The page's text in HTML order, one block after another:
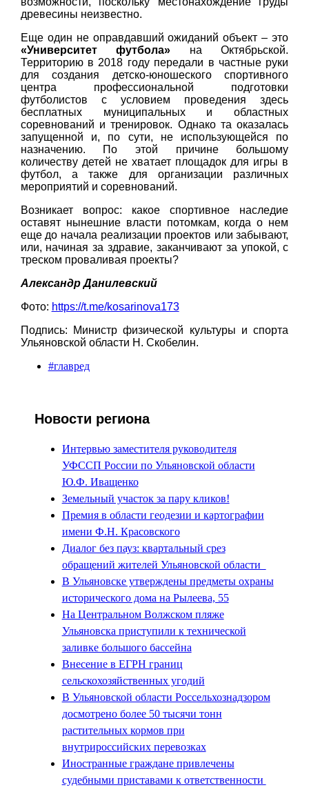
древесины неизвестно.
Еще один не оправдавший ожиданий объект – это
«Университет футбола» на Октябрьской.
Территорию в 2018 году передали в частные руки
для создания детско-юношеского спортивного
центра профессиональной подготовки
футболистов с условием проведения здесь
бесплатных муниципальных и областных
соревнований и тренировок. Однако та оказалась
запущенной и, по сути, не использующейся по
назначению. По этой причине большому
количеству детей не хватает площадок для игры в
футбол, а также для организации различных
мероприятий и соревнований.
Возникает вопрос: какое спортивное наследие
оставят нынешние власти потомкам, когда о нем
еще до начала реализации проектов или забывают,
или, начиная за здравие, заканчивают за упокой, с
треском проваливая проекты?
Александр Данилевский
Фото: https://t.me/kosarinova173
Подпись: Министр физической культуры и спорта
Ульяновской области Н. Скобелин.
#главред
Новости региона
Интервью заместителя руководителя
УФССП России по Ульяновской области
Ю.Ф. Иващенко
Земельный участок за пару кликов!
Премия в области геодезии и картографии
имени Ф.Н. Красовского
Диалог без пауз: квартальный срез
обращений жителей Ульяновской области
В Ульяновске утверждены предметы охраны
исторического дома на Рылеева, 55
На Центральном Волжском пляже
Ульяновска приступили к технической
заливке большого бассейна
Внесение в ЕГРН границ
сельскохозяйственных угодий
В Ульяновской области Россельхознадзором
досмотрено более 50 тысячи тонн
растительных кормов при
внутрироссийских перевозках
Иностранные граждане привлечены
судебными приставами к ответственности